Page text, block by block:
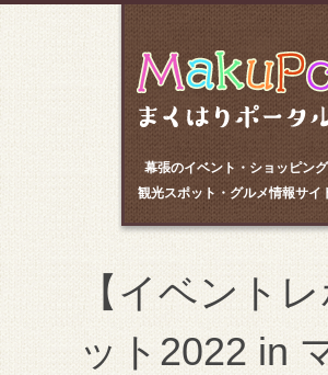
幕張のイベント・ショッピング
観光スポット・グルメ情報サイ
【イベント
ット2022 in